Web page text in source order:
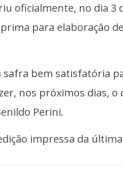
oficialmente, no dia 3
para elaboração
bem satisfatória
nos próximos dias,
Perini.
impressa da